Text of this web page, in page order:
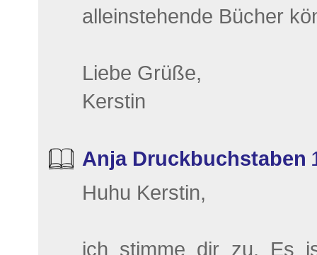
alleinstehende Bücher
Liebe Grüße,
Kerstin
Anja Druckbuchstaben
Huhu Kerstin,
ich stimme dir zu. Es